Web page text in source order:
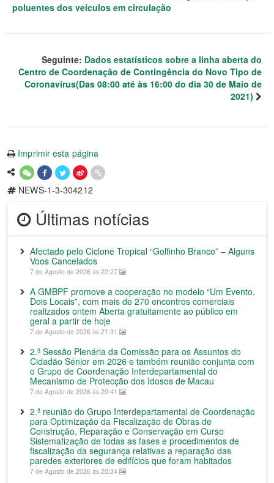
poluentes dos veículos em circulação
Seguinte: Dados estatísticos sobre a linha aberta do
Centro de Coordenação de Contingência do Novo Tipo de
Coronavírus(Das 08:00 até às 16:00 do dia 30 de Maio de
2021)
Imprimir esta página
NEWS-1-3-304212
Últimas notícias
Afectado pelo Ciclone Tropical “Golfinho Branco” – Alguns
Voos Cancelados
7 de Agosto de 2026 às 22:27
A GMBPF promove a cooperação no modelo “Um Evento,
Dois Locais”, com mais de 270 encontros comerciais
realizados ontem Aberta gratuitamente ao público em
geral a partir de hoje
7 de Agosto de 2026 às 21:31
2.ª Sessão Plenária da Comissão para os Assuntos do
Cidadão Sénior em 2026 e também reunião conjunta com
o Grupo de Coordenação Interdepartamental do
Mecanismo de Protecção dos Idosos de Macau
7 de Agosto de 2026 às 20:41
2.ª reunião do Grupo Interdepartamental de Coordenação
para Optimização da Fiscalização de Obras de
Construção, Reparação e Conservação em Curso
Sistematização de todas as fases e procedimentos de
fiscalização da segurança relativas a reparação das
paredes exteriores de edifícios que foram habitados
7 de Agosto de 2026 às 20:34